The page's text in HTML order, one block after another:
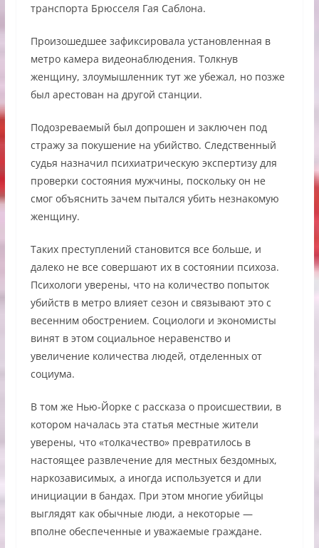
транспорта Брюсселя Гая Саблона.
Произошедшее зафиксировала установленная в
метро камера видеонаблюдения. Толкнув
женщину, злоумышленник тут же убежал, но позже
был арестован на другой станции.
Подозреваемый был допрошен и заключен под
стражу за покушение на убийство. Следственный
судья назначил психиатрическую экспертизу для
проверки состояния мужчины, поскольку он не
смог объяснить зачем пытался убить незнакомую
женщину.
Таких преступлений становится все больше, и
далеко не все совершают их в состоянии психоза.
Психологи уверены, что на количество попыток
убийств в метро влияет сезон и связывают это с
весенним обострением. Социологи и экономисты
винят в этом социальное неравенство и
увеличение количества людей, отделенных от
социума.
В том же Нью-Йорке с рассказа о происшествии, в
котором началась эта статья местные жители
уверены, что «толкачество» превратилось в
настоящее развлечение для местных бездомных,
наркозависимых, а иногда используется и дли
инициации в бандах. При этом многие убийцы
выглядят как обычные люди, а некоторые —
вполне обеспеченные и уважаемые граждане.